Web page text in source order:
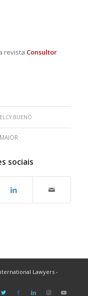
revista Consultor
BUENO
sociais
Lawyers -